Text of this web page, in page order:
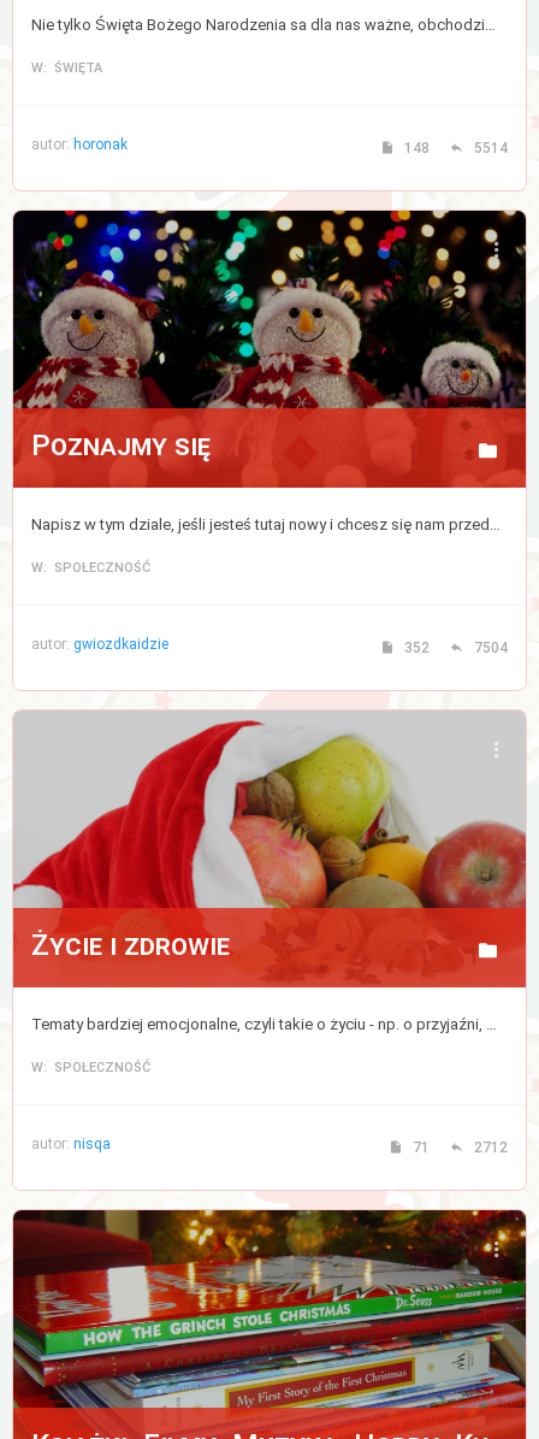
Nie tylko Święta Bożego Narodzenia sa dla nas ważne, obchodzimy także wiele innych świąt w ciągu roku.
W: ŚWIĘTA
autor: horonak 148 5514
Poznajmy się
Napisz w tym dziale, jeśli jesteś tutaj nowy i chcesz się nam przedstawić, bądź zapoznać z pozostałymi uczestnikami forum.
W: SPOŁECZNOŚĆ
autor: gwiozdkaidzie 352 7504
Życie i zdrowie
Tematy bardziej emocjonalne, czyli takie o życiu - np. o przyjaźni, miłości, rodzinie, dzieciach, a także bezpośrednio lub pośrednio związane ze zdrowiem, medycyną, modą lub urodą (kosmetykami).
W: SPOŁECZNOŚĆ
autor: nisqa 71 2712